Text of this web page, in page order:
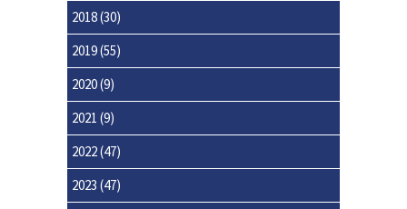
2018(30)
2019(55)
2020(9)
2021 (9)
2022(47)
2023 (47)